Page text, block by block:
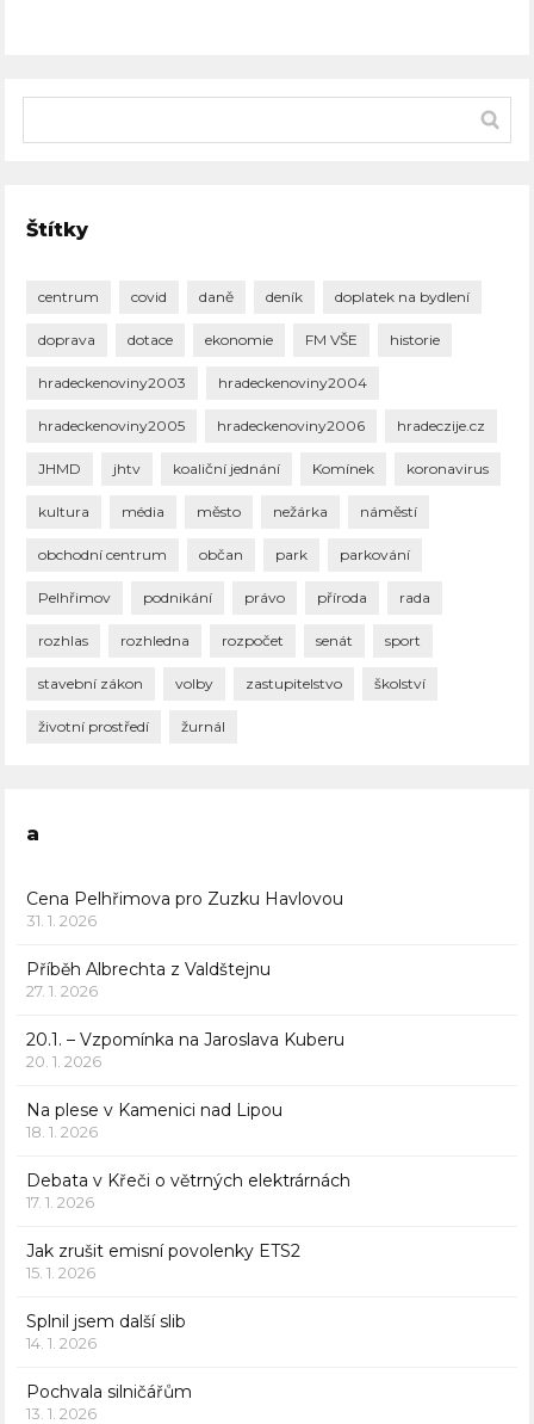
Štítky
centrum covid daně deník doplatek na bydlení
doprava dotace ekonomie FM VŠE historie
hradeckenoviny2003 hradeckenoviny2004
hradeckenoviny2005 hradeckenoviny2006 hradeczije.cz
JHMD jhtv koaliční jednání Komínek koronavirus
kultura média město nežárka náměstí
obchodní centrum občan park parkování
Pelhřimov podnikání právo příroda rada
rozhlas rozhledna rozpočet senát sport
stavební zákon volby zastupitelstvo školství
životní prostředí žurnál
a
Cena Pelhřimova pro Zuzku Havlovou
31. 1. 2026
Příběh Albrechta z Valdštejnu
27. 1. 2026
20.1. – Vzpomínka na Jaroslava Kuberu
20. 1. 2026
Na plese v Kamenici nad Lipou
18. 1. 2026
Debata v Křeči o větrných elektrárnách
17. 1. 2026
Jak zrušit emisní povolenky ETS2
15. 1. 2026
Splnil jsem další slib
14. 1. 2026
Pochvala silničářům
13. 1. 2026